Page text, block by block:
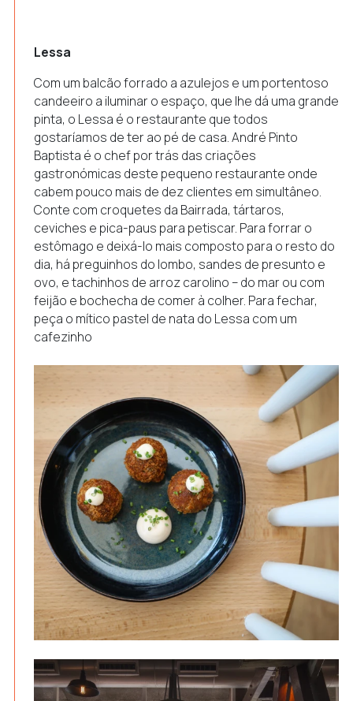
Lessa
Com um balcão forrado a azulejos e um portentoso
candeeiro a iluminar o espaço, que lhe dá uma grande
pinta, o Lessa é o restaurante que todos
gostaríamos de ter ao pé de casa. André Pinto
Baptista é o chef por trás das criações
gastronómicas deste pequeno restaurante onde
cabem pouco mais de dez clientes em simultâneo.
Conte com croquetes da Bairrada, tártaros,
ceviches e pica-paus para petiscar. Para forrar o
estômago e deixá-lo mais composto para o resto do
dia, há preguinhos do lombo, sandes de presunto e
ovo, e tachinhos de arroz carolino – do mar ou com
feijão e bochecha de comer à colher. Para fechar,
peça o mítico pastel de nata do Lessa com um
cafezinho